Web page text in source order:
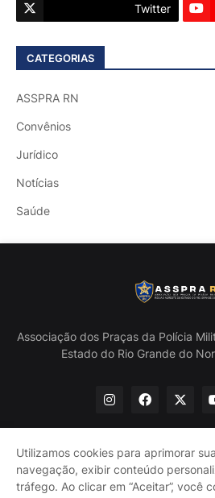
Twitter
CATEGORIAS
ASSPRA RN
Convênios
Jurídico
Notícias
Saúde
Associação dos Praças da Polícia
Estado do Rio Grande do
Início Quem Somos
Utilizamos cookies para aprimorar
navegação, exibir conteúdo
tráfego. Ao clicar em “Aceitar”, você